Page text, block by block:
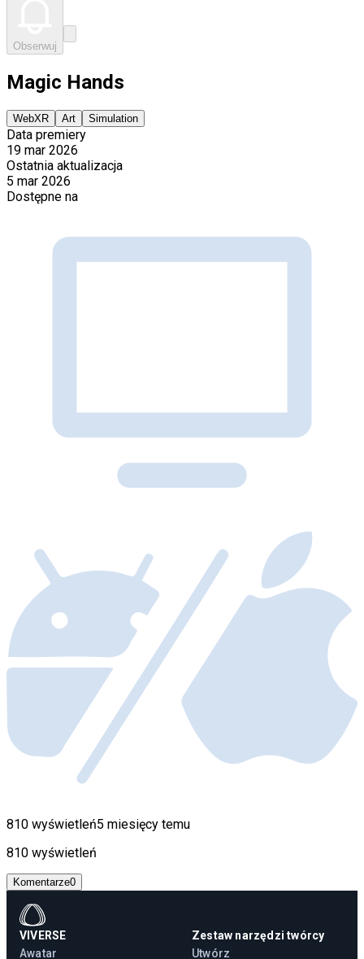
Obserwuj
Magic Hands
WebXR Art Simulation
Data premiery
19 mar 2026
Ostatnia aktualizacja
5 mar 2026
Dostępne na
810 wyświetleń5 miesięcy temu
810 wyświetleń
Komentarze0
VIVERSE
Awatar
Zestaw narzędzi twórcy
Utwórz